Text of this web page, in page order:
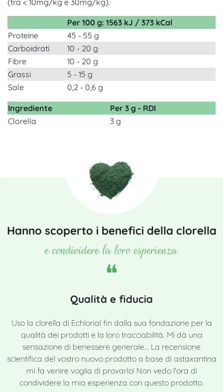
Per 100 g: 1563 kJ / 373 kCal
Proteine
45 - 55 g
Carboidrati
10 - 20 g
Fibre
10 - 20 g
Grassi
5 - 15 g
Sale
0,2 - 0,6 g
Ingrediente
Per 3 g - RDI
Clorella
3 g
Hanno scoperto i benefici della clorella
e condividere la loro esperienza
Qualità e fiducia
Uso la clorella di Echlorial fin dalla sua fondazione per la
qualità dei prodotti e la loro tracciabilità. Mi dà una
sensazione di benessere generale... La recensione
scientifica del vostro nuovo prodotto a base di astaxantina
mi fa venire voglia di provarlo! Non vedo l'ora di
condividere la mia esperienza con questo prodotto.